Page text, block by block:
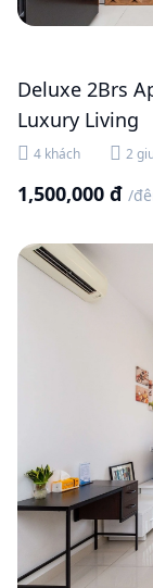
Deluxe 2Brs
Luxury Living
4 khách 2
1,500,000 đ /